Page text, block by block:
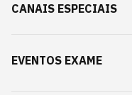
CANAIS ESPECIAIS
EVENTOS EXAME